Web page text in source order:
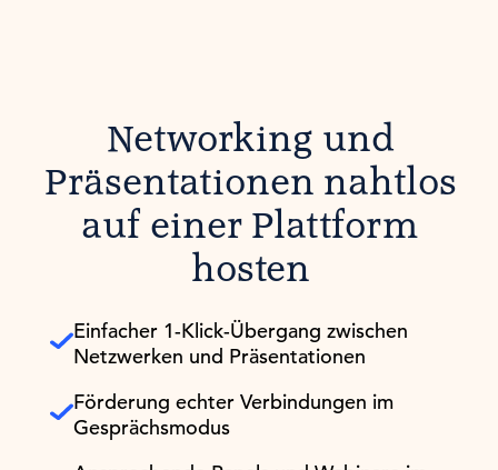
Networking und
Präsentationen nahtlos
auf einer Plattform
hosten
Einfacher 1-Klick-Übergang zwischen
Netzwerken und Präsentationen
Förderung echter Verbindungen im
Gesprächsmodus